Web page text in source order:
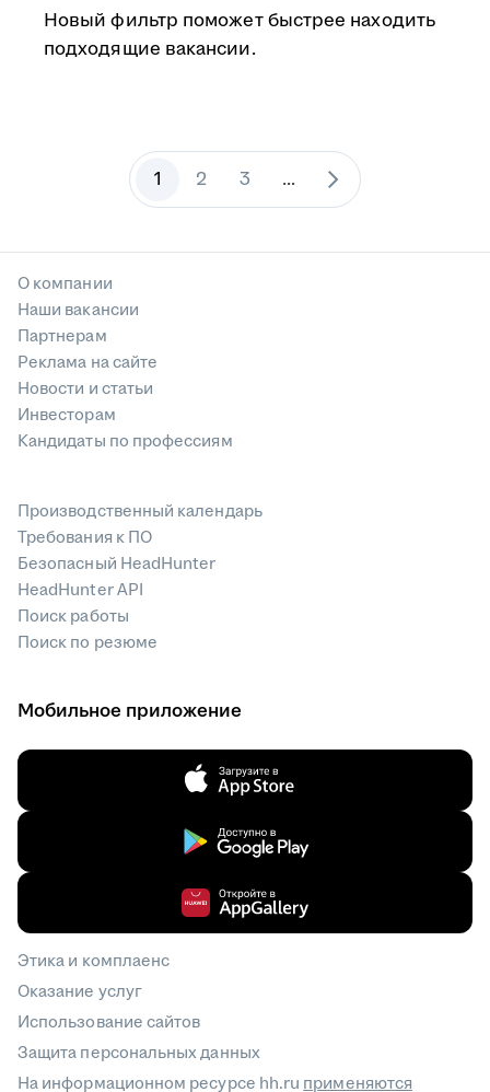
Новый фильтр поможет быстрее находить
подходящие вакансии.
1 2 3 ...
О компании
Наши вакансии
Партнерам
Реклама на сайте
Новости и статьи
Инвесторам
Кандидаты по профессиям
Производственный календарь
Требования к ПО
Безопасный HeadHunter
HeadHunter API
Поиск работы
Поиск по резюме
Мобильное приложение
Этика и комплаенс
Оказание услуг
Использование сайтов
Защита персональных данных
На информационном ресурсе hh.ru применяются